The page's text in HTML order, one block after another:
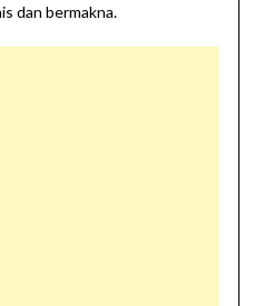
dan bermakna.